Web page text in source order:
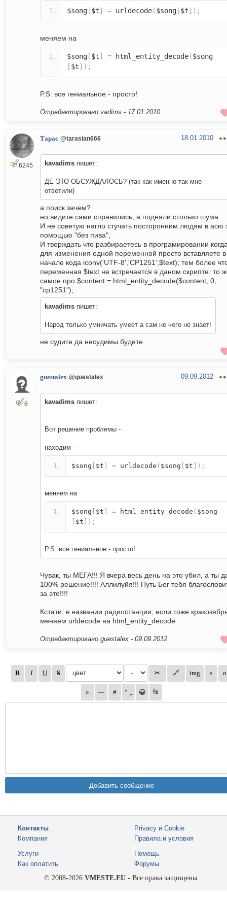
$song [$t] = urldecode($song [$t]);
меняем на
$song [$t] = html_entity_decode($song
[$t]);
P.S. все гениальное - просто!
Отредактировано vadims - 17.01.2010
6245
Тарас @tarasian666 18.01.2010
kavadims пишет:
ДЕ ЭТО ОБСУЖДАЛОСЬ? (так как именно так мне
ответили)
а поиск зачем?
но видите сами справились, а подняли столько шума.
И не советую нагло стучать посторонним людям в асю
помощью "без пива",
И тверждать что разбираетесь в програмировании
для изменения одной переменной просто вставляете в
начале кода iconv('UTF-8','CP1251',$text); тем более
переменная $text не встречается в даном скрипте. то
самое про $content = html_entity_decode($content, 0,
"cp1251");
kavadims пишет:
Народ только умничать умеет а сам не чего не знает!
не судите да несудимы будете
6
guestalex @guestalex 09.09.2012
kavadims пишет:
Вот решение проблемы -
находим -
$song $t = urldecode ( $song $t ]);
меняем на
$song $t = html_entity_decode ( $song
$t ]);
P.S. все гениальное - просто!
Чувак, ты МЕГА!!! Я вчера весь день на это убил, а ты
100% решение!!!! Аллилуйя!!! Путь Бог тебя
за это!!!!
Кстати, в названии радиостанции, если тоже
меняем urldecode на html_entity_decode
Отредактировано guestalex - 09.09.2012
Контакты
Компания
Privacy и Cookie
Правила и условия
Услуги
Как оплатить
Помощь
Форумы
© 2008-2026 VMESTE.EU - Все права защищены.